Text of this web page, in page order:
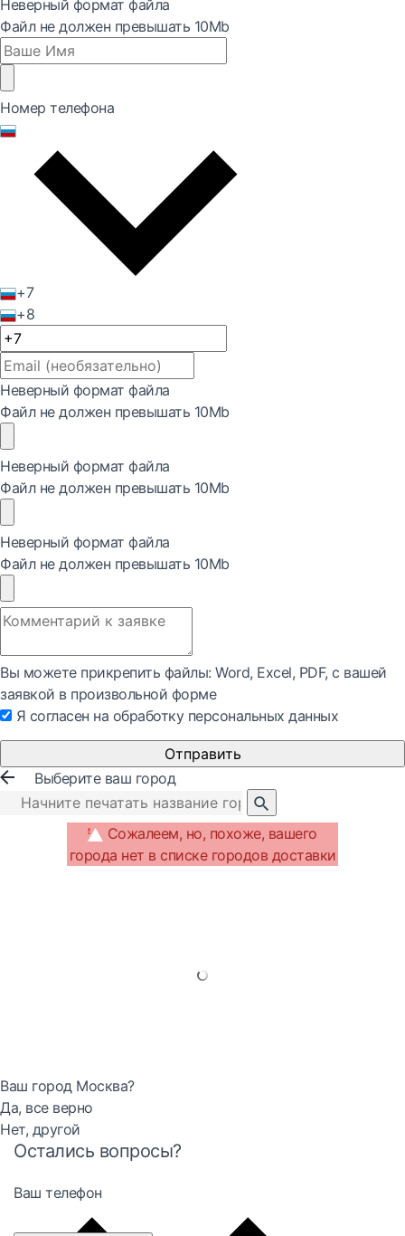
Неверный формат файла
Файл не должен превышать 10Mb
Номер телефона
+7
+8
Неверный формат файла
Файл не должен превышать 10Mb
Неверный формат файла
Файл не должен превышать 10Mb
Неверный формат файла
Файл не должен превышать 10Mb
Вы можете прикрепить файлы: Word, Exсel, PDF, с вашей
заявкой в произвольной форме
Я согласен на обработку персональных данных
Отправить
Выберите ваш город
Сожалеем, но, похоже, вашего
города нет в списке городов доставки
Ваш город Москва?
Да, все верно
Нет, другой
Остались вопросы?
Ваш телефон